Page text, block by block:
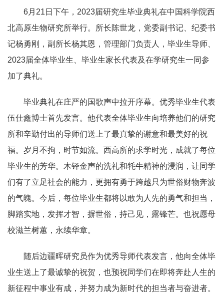
6月21日下午，2023届研究生毕业典礼在中国科学院西
北高原生物研究所举行。所长陈世龙，党委副书记、纪委书
记杨勇刚，副所长杨其恩，管理部门负责人，毕业生导师、
2023届全体毕业生、毕业生家长代表及在学研究生一同参
加了典礼。
毕业典礼在庄严的国歌声中拉开序幕。优秀毕业生代表
伍仕鑫博士首先发言。他代表全体毕业生向培养他们的研究
所和辛勤付出的导师们送上了最真挚的谢意和最美好的祝
福。岁月不拘，时节如流。西高所的求学时光，成就了每位
毕业生的芳华。木铎金声的洗礼和牦牛精神的浸润，让同学
们有了立足社会的能力，更拥有勇于跨越只为世俗财物奔波
的气魄。今后，每位毕业生都将以敢为人先的勇气和担当，
脚踏实地，发挥才智，摒世俗，持己见，露锋芒。也祝愿母
校滋兰树蕙，永续华章。
随后边疆晖研究员作为优秀导师代表发言，他向全体毕
业生送上了最诚挚的祝贺，也预祝同学们在即将奔赴人生的
新征程中事业有成，并努力成为新时代的担当者与奋进者。